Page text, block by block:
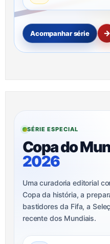
Acompanhar série →
SÉRIE ESPECIAL
Copa do
2026
Uma curadoria editorial
Copa da história, a
bastidores da Fifa, a
recente dos Mundiais.